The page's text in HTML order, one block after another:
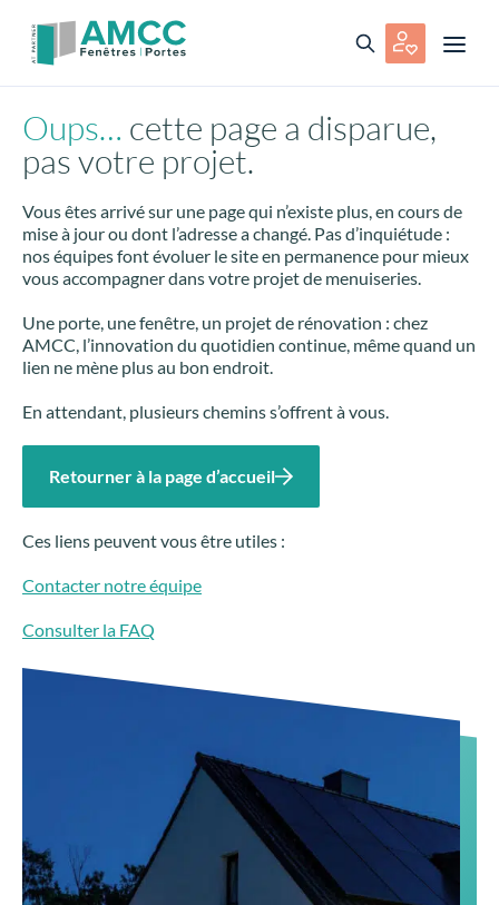
Oups… cette page a disparue,
pas votre projet.
Vous êtes arrivé sur une page qui n’existe plus, en cours de
mise à jour ou dont l’adresse a changé. Pas d’inquiétude :
nos équipes font évoluer le site en permanence pour mieux
vous accompagner dans votre projet de menuiseries.
Une porte, une fenêtre, un projet de rénovation : chez
AMCC, l’innovation du quotidien continue, même quand un
lien ne mène plus au bon endroit.
En attendant, plusieurs chemins s’offrent à vous.
Retourner à la page d’accueil
Ces liens peuvent vous être utiles :
Contacter notre équipe
Consulter la FAQ